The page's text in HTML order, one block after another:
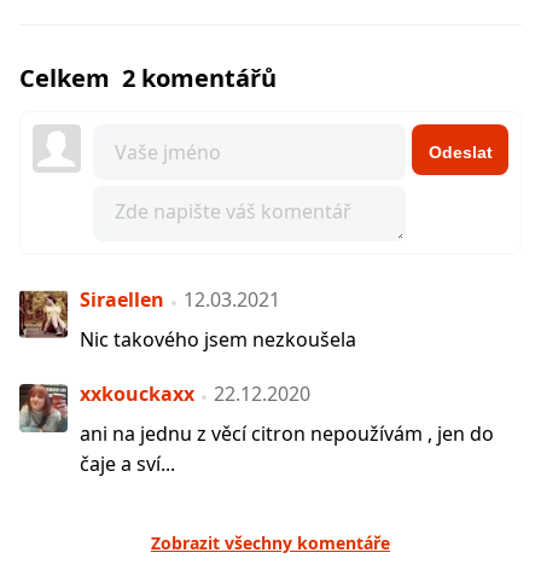
Celkem 2 komentářů
Odeslat
Siraellen
12.03.2021
Nic takového jsem nezkoušela
xxkouckaxx
22.12.2020
ani na jednu z věcí citron nepoužívám , jen do
čaje a sví...
Zobrazit všechny komentáře